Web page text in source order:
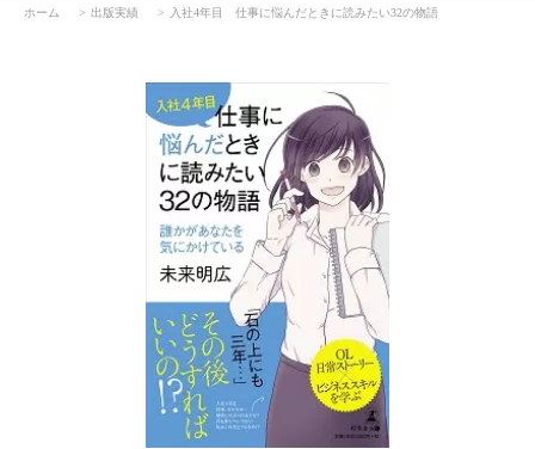
ホーム 出版実績 入社4年目 仕事に悩んだときに読みたい32の物語